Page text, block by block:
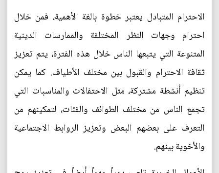
الاحترام المتبادل يعتبر خطوة بالغة الأهمية، فمن خلال
احترام وجهات النظر المختلفة والممارسات الدينية
المتنوعة التي يتبعها الناس خلال هذه الفترة، يتم تعزيز
ثقافة الاحترام والقبول بين مختلف الأطياف. كما يمكن
تنظيم أنشطة مشتركة، مثل الاحتفالات والمناسبات التي
تجمع الناس من مختلف الطوائف والفئات، لتمكينهم من
التعرف على بعضهم البعض وتعزيز الروابط الاجتماعية
والأخوية بينهم.